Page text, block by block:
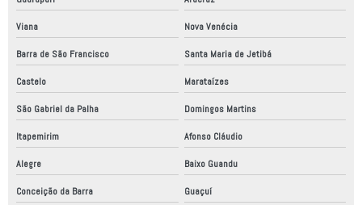
Montagem de painéis de comandos elétricos
Montagem de painéis elétricos
Montagem de painéis elétricos em são paulo
Nr12 análise de risco
Viana Nova Venécia
Barra de São Francisco Santa Maria de Jetibá
Castelo Marataízes
São Gabriel da Palha Domingos Martins
Itapemirim Afonso Cláudio
Alegre Baixo Guandu
Conceição da Barra Guaçuí